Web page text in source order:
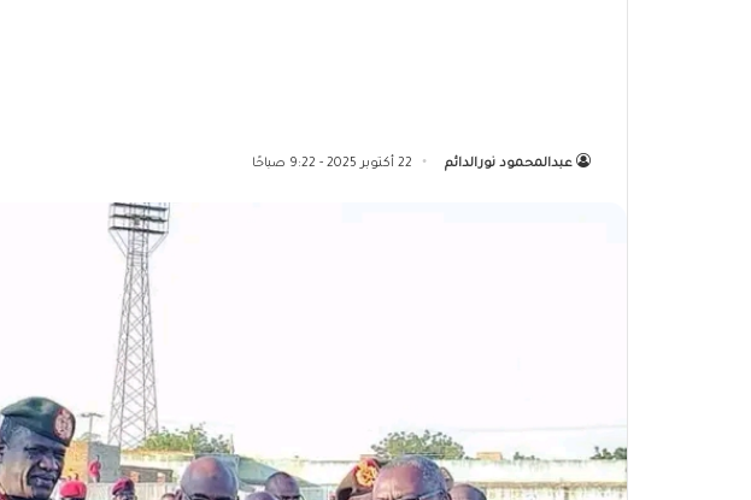
عبدالمحمود نورالدائم 22 أكتوبر 2025 - 9:22 صباحًا